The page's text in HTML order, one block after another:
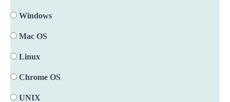
Windows
Mac OS
Linux
Chrome OS
UNIX